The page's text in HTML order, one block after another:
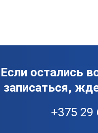
Если остались
записаться,
+375 29